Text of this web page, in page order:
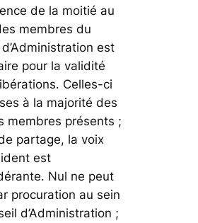
de la moitié au
membres du
est
pour la validité
Celles-ci
à la majorité des
membres présents ;
partage, la voix
est
Nul ne peut
procuration au sein
d’Administration ;